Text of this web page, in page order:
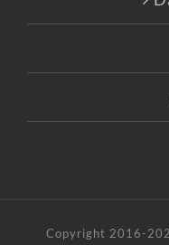
Copyright 2016-